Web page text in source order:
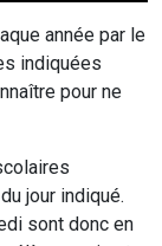
année par le
indiquées
pour ne
du jour indiqué.
sont donc en